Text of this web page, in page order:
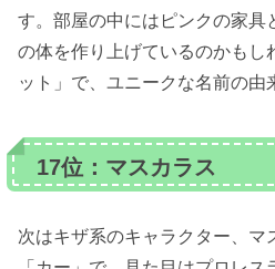
す。部屋の中にはピンクの家具
の体を作り上げているのかもし
ット」で、ユニークな名前の由
17位：マスカラス
次はキザ系のキャラクター、マ